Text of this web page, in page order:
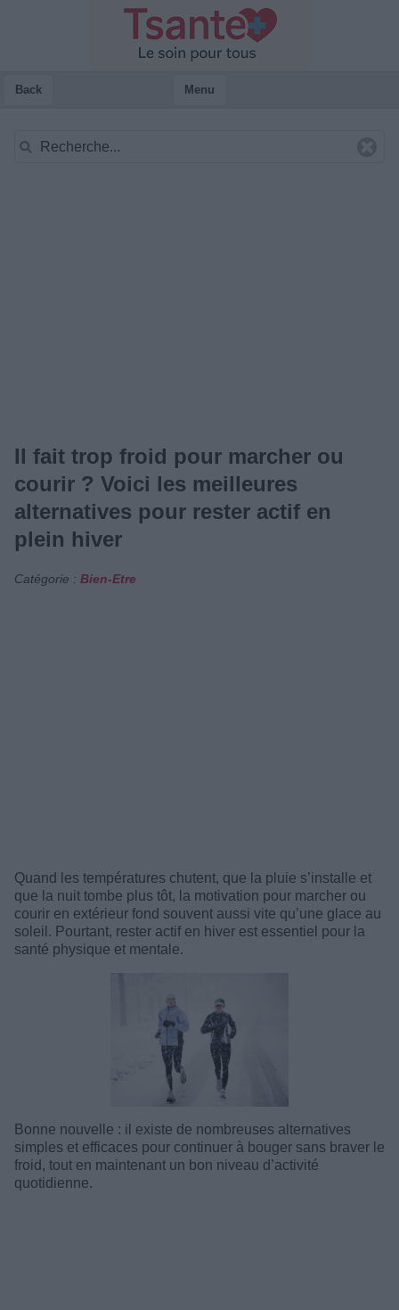
Back Menu
Il fait trop froid pour marcher ou
courir ? Voici les meilleures
alternatives pour rester actif en
plein hiver
Catégorie : Bien-Etre
Quand les températures chutent, que la pluie s’installe et
que la nuit tombe plus tôt, la motivation pour marcher ou
courir en extérieur fond souvent aussi vite qu’une glace au
soleil. Pourtant, rester actif en hiver est essentiel pour la
santé physique et mentale.
Bonne nouvelle : il existe de nombreuses alternatives
simples et efficaces pour continuer à bouger sans braver le
froid, tout en maintenant un bon niveau d’activité
quotidienne.